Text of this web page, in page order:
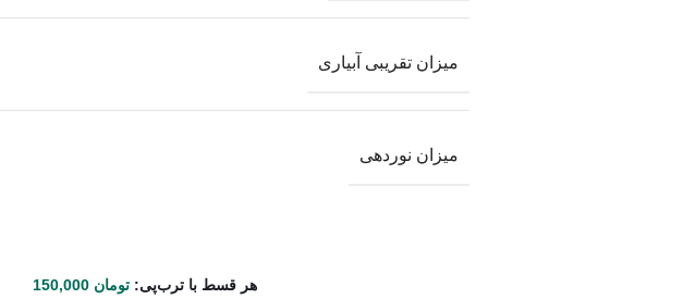
میزان تقریبی آبیاری
میزان نوردهی
هر قسط با ترب‌پی: تومان